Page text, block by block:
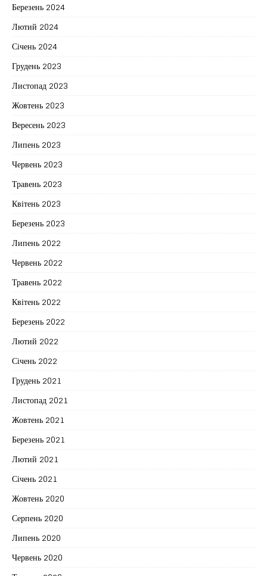
Березень 2024
Лютий 2024
Січень 2024
Грудень 2023
Листопад 2023
Жовтень 2023
Вересень 2023
Липень 2023
Червень 2023
Травень 2023
Квітень 2023
Березень 2023
Липень 2022
Червень 2022
Травень 2022
Квітень 2022
Березень 2022
Лютий 2022
Січень 2022
Грудень 2021
Листопад 2021
Жовтень 2021
Березень 2021
Лютий 2021
Січень 2021
Жовтень 2020
Серпень 2020
Липень 2020
Червень 2020